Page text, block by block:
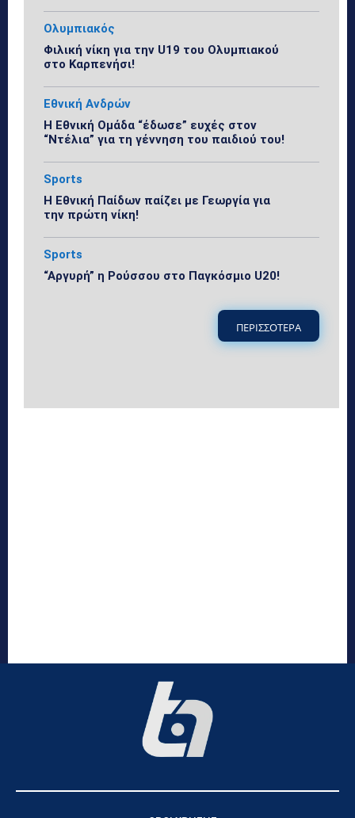
Ολυμπιακός
Φιλική νίκη για την U19 του Ολυμπιακού
στο Καρπενήσι!
Εθνική Ανδρών
Η Εθνική Ομάδα “έδωσε” ευχές στον
“Ντέλια” για τη γέννηση του παιδιού του!
Sports
Η Εθνική Παίδων παίζει με Γεωργία για
την πρώτη νίκη!
Sports
“Αργυρή” η Ρούσσου στο Παγκόσμιο U20!
ΠΕΡΙΣΣΟΤΕΡΑ